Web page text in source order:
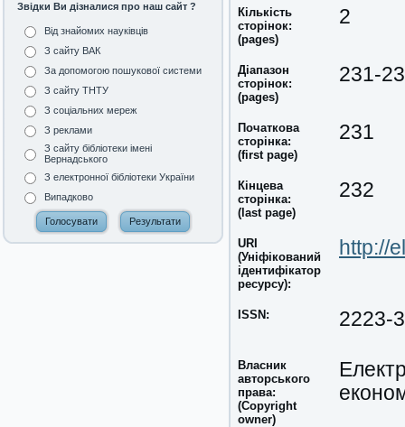
Звідки Ви дізналися про наш сайт ?
Від знайомих науківців
З сайту ВАК
За допомогою пошукової системи
З сайту ТНТУ
З соціальних мереж
З реклами
З сайту бібліотеки імені
Вернадського
З електронної бібліотеки України
Випадково
Кількість
сторінок:
(pages)
2
Діапазон
сторінок:
(pages)
231-
Початкова
сторінка:
(first page)
231
Кінцева
сторінка:
(last page)
232
URI
(Уніфікований
ідентифікатор
ресурсу):
http://
ISSN: 2223-
Власник
авторського
права:
(Copyright
owner)